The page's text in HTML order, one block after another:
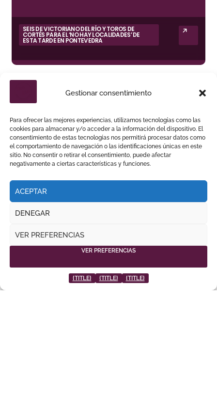
Gestionar consentimiento
Para ofrecer las mejores experiencias, utilizamos tecnologías como las
cookies para almacenar y/o acceder a la información del dispositivo. El
consentimiento de estas tecnologías nos permitirá procesar datos como
el comportamiento de navegación o las identificaciones únicas en este
sitio. No consentir o retirar el consentimiento, puede afectar
negativamente a ciertas características y funciones.
ACEPTAR
DENEGAR
VER PREFERENCIAS
VER PREFERENCIAS
{TITLE} {TITLE} {TITLE}
SEIS DE VICTORIANO DEL RÍO Y TOROS DE
CORTÉS PARA EL ‘NO HAY LOCALIDADES’ DE
ESTA TARDE EN PONTEVEDRA
ARENAS DE SAN PEDRO ABRE LA VENTA FÍSICA
TEMPORADA DE VERANO || EL PUERTO DE SANTA MARÍA